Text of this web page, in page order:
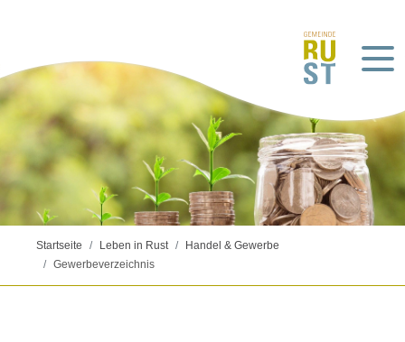
Startseite Leben in Rust
Handel & Gewerbe
Gewerbeverzeichnis